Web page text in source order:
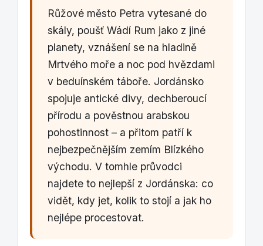
Růžové město Petra vytesané do
skály, poušť Wádí Rum jako z jiné
planety, vznášení se na hladině
Mrtvého moře a noc pod hvězdami
v beduínském táboře. Jordánsko
spojuje antické divy, dechberoucí
přírodu a pověstnou arabskou
pohostinnost – a přitom patří k
nejbezpečnějším zemím Blízkého
východu. V tomhle průvodci
najdete to nejlepší z Jordánska: co
vidět, kdy jet, kolik to stojí a jak ho
nejlépe procestovat.